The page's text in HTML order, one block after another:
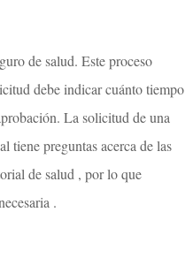
de salud. Este proceso
debe indicar cuánto tiempo
La solicitud de una
tiene preguntas acerca de las
de salud , por lo que
.